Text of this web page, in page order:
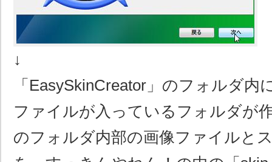
↓
「EasySkinCreator」のフォルダ内
ファイルが入っているフォルダが
のフォルダ内部の画像ファイルと